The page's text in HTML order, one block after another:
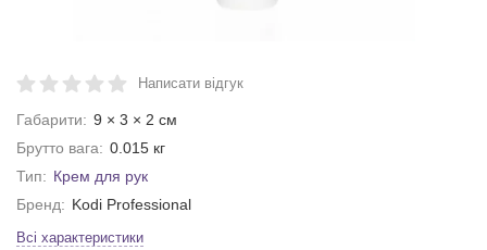
Написати відгук
Габарити: 9 × 3 × 2 см
Брутто вага: 0.015 кг
Тип: Крем для рук
Бренд: Kodi Professional
Всі характеристики